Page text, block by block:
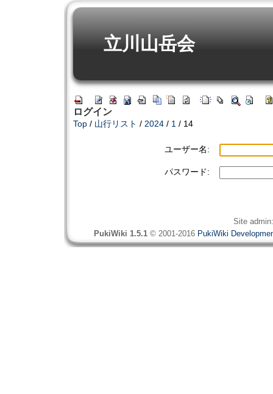
立川山岳会
ログイン
Top / 山行リスト / 2024 / 1 / 14
ユーザー名:
パスワード:
Site
PukiWiki 1.5.1 © 2001-2016 PukiWiki